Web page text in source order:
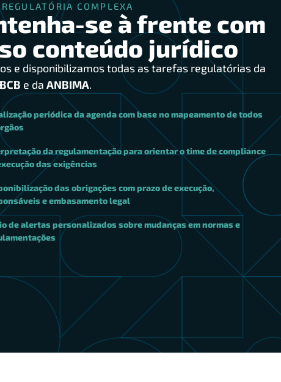
COMPLEXA
se à frente com
conteúdo jurídico
e disponibilizamos todas as tarefas regulatórias da
BCB e da ANBIMA.
periódica da agenda com base no mapeamento de todos
da regulamentação para orientar o time de compliance
das exigências
das obrigações com prazo de execução,
e embasamento legal
de alertas personalizados sobre mudanças em normas e